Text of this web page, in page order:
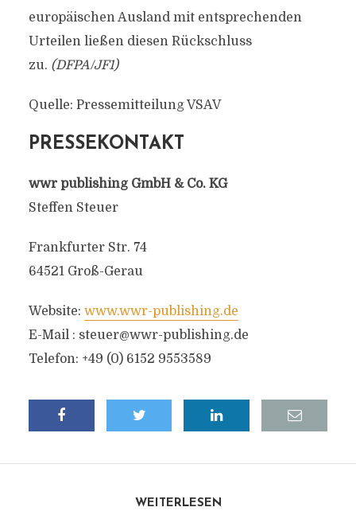
europäischen Ausland mit entsprechenden
Urteilen ließen diesen Rückschluss
zu. (DFPA/JF1)
Quelle: Pressemitteilung VSAV
PRESSEKONTAKT
wwr publishing GmbH & Co. KG
Steffen Steuer
Frankfurter Str. 74
64521 Groß-Gerau
Website: www.wwr-publishing.de
E-Mail : steuer@wwr-publishing.de
Telefon: +49 (0) 6152 9553589
WEITERLESEN